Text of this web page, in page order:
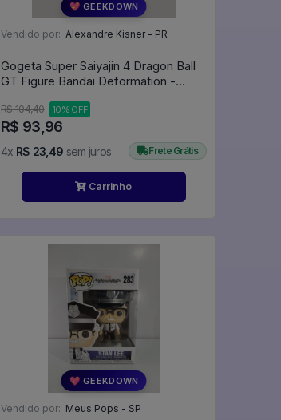
💖 GEEKDOWN
Vendido por: Alexandre Kisner - PR
Gogeta Super Saiyajin 4 Dragon Ball
GT Figure Bandai Deformation -
R$ 104,40 10% OFF
R$ 93,96
4x R$ 23,49 sem juros Frete Grátis
Carrinho
💖 GEEKDOWN
Vendido por: Meus Pops - SP